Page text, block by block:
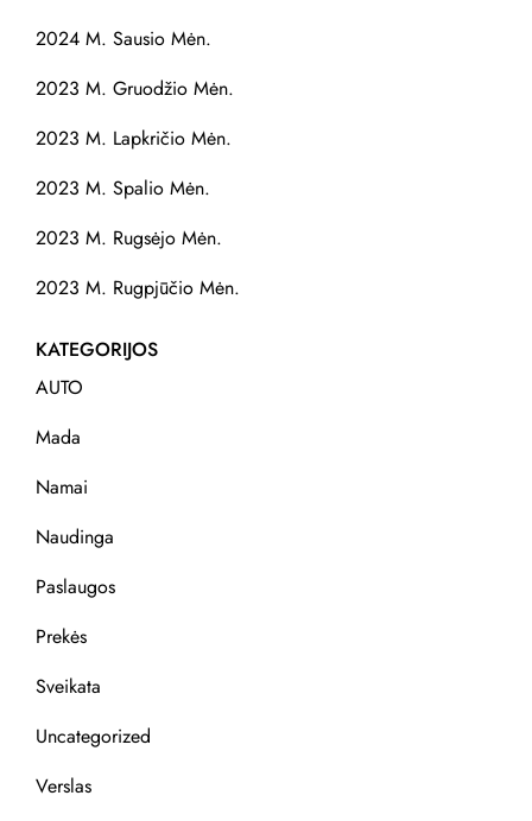
2024 M. Sausio Mėn.
2023 M. Gruodžio Mėn.
2023 M. Lapkričio Mėn.
2023 M. Spalio Mėn.
2023 M. Rugsėjo Mėn.
2023 M. Rugpjūčio Mėn.
KATEGORIJOS
AUTO
Mada
Namai
Naudinga
Paslaugos
Prekės
Sveikata
Uncategorized
Verslas